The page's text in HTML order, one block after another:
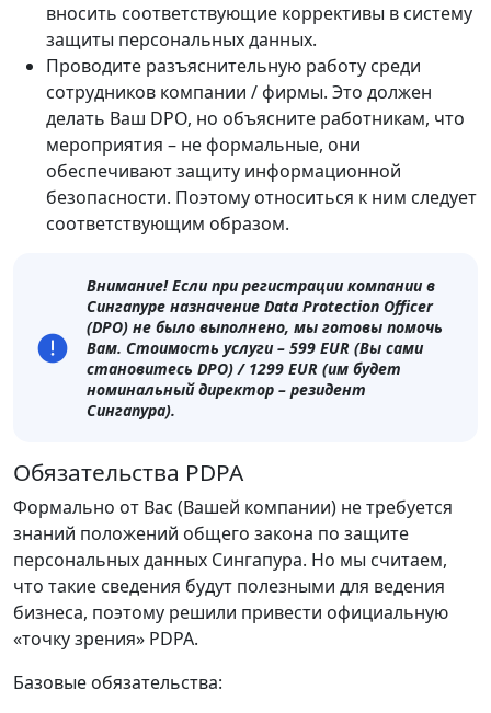
вносить соответствующие коррективы в систему
защиты персональных данных.
Проводите разъяснительную работу среди
сотрудников компании / фирмы. Это должен
делать Ваш DPO, но объясните работникам, что
мероприятия – не формальные, они
обеспечивают защиту информационной
безопасности. Поэтому относиться к ним следует
соответствующим образом.
Внимание! Если при регистрации компании в
Сингапуре назначение Data Protection Officer
(DPO) не было выполнено, мы готовы помочь
Вам. Стоимость услуги – 599 EUR (Вы сами
становитесь DPO) / 1299 EUR (им будет
номинальный директор – резидент
Сингапура).
Обязательства PDPA
Формально от Вас (Вашей компании) не требуется
знаний положений общего закона по защите
персональных данных Сингапура. Но мы считаем,
что такие сведения будут полезными для ведения
бизнеса, поэтому решили привести официальную
«точку зрения» PDPA.
Базовые обязательства: